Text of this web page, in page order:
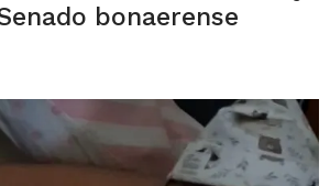
bonaerense